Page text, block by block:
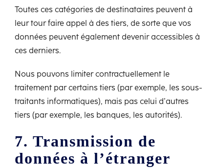
Toutes ces catégories de destinataires peuvent à
leur tour faire appel à des tiers, de sorte que vos
données peuvent également devenir accessibles à
ces derniers.
Nous pouvons limiter contractuellement le
traitement par certains tiers (par exemple, les sous-
traitants informatiques), mais pas celui d’autres
tiers (par exemple, les banques, les autorités).
7. Transmission de
données à l’étranger